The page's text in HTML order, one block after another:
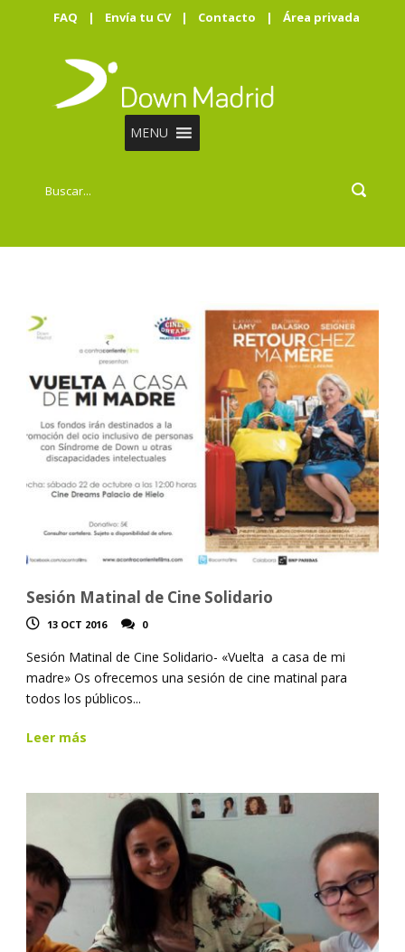
FAQ | Envía tu CV | Contacto | Área privada
MENU
Sesión Matinal de Cine Solidario
13 OCT 2016 0
Sesión Matinal de Cine Solidario- «Vuelta a casa de mi
madre» Os ofrecemos una sesión de cine matinal para
todos los públicos...
Leer más